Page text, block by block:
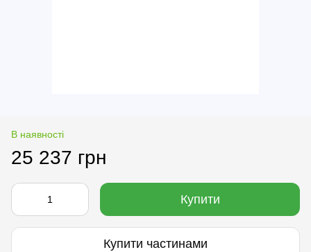
В наявності
25 237 грн
Купити
Купити частинами